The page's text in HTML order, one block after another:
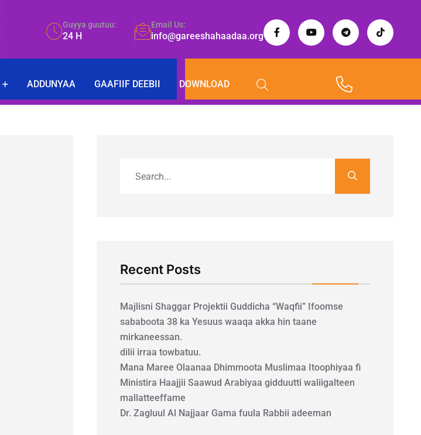
Guyya guutuu:
24 H
Email Us:
info@gareeshahaadaa.org
ADDUNYAA GAAFIIF DEEBII DOWNLOAD
Recent Posts
Majlisni Shaggar Projektii Guddicha “Waqfii” Ifoomse
sababoota 38 ka Yesuus waaqa akka hin taane
mirkaneessan.
dilii irraa towbatuu.
Mana Maree Olaanaa Dhimmoota Muslimaa Itoophiyaa fi
Ministira Haajjii Saawud Arabiyaa gidduutti waliigalteen
mallatteeffame
Dr. Zagluul Al Najjaar Gama fuula Rabbii adeeman